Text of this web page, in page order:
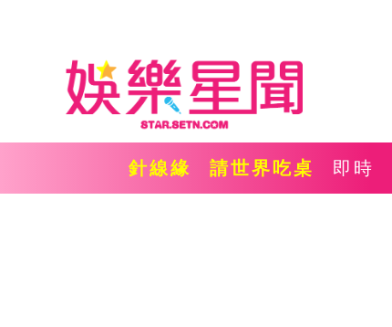
針線緣 請世界吃桌 即時